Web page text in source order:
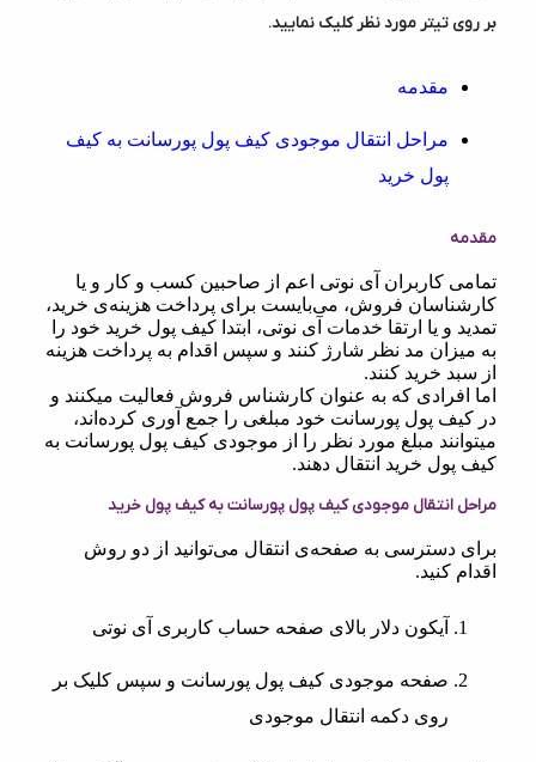
بر روی تیتر مورد نظر کلیک نمایید.
مقدمه
مراحل انتقال موجودی کیف پول پورسانت به کیف
پول خرید
مقدمه
تمامی کاربران آی نوتی اعم از صاحبین کسب و کار و یا
کارشناسان فروش، می‌بایست برای پرداخت هزینه‌ی خرید،
تمدید و یا ارتقا خدمات آی نوتی، ابتدا کیف پول خرید خود را
به میزان مد نظر شارژ کنند و سپس اقدام به پرداخت هزینه
از سبد خرید کنند.
اما افرادی که به عنوان کارشناس فروش فعالیت میکنند و
در کیف پول پورسانت خود مبلغی را جمع آوری کرده‌اند،
میتوانند مبلغ مورد نظر را از موجودی کیف پول پورسانت به
کیف پول خرید انتقال دهند.
مراحل انتقال موجودی کیف پول پورسانت به کیف پول خرید
برای دسترسی به صفحه‌ی انتقال می‌توانید از دو روش
اقدام کنید.
آیکون دلار بالای صفحه حساب کاربری آی نوتی
صفحه موجودی کیف پول پورسانت و سپس کلیک بر
روی دکمه انتقال موجودی